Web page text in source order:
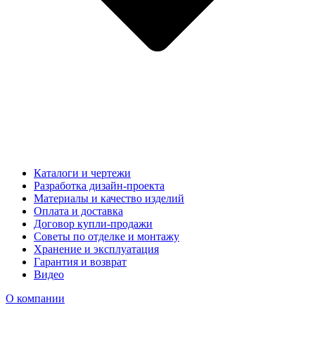
Каталоги и чертежи
Разработка дизайн-проекта
Материалы и качество изделий
Оплата и доставка
Договор купли-продажи
Советы по отделке и монтажу
Хранение и эксплуатация
Гарантия и возврат
Видео
О компании